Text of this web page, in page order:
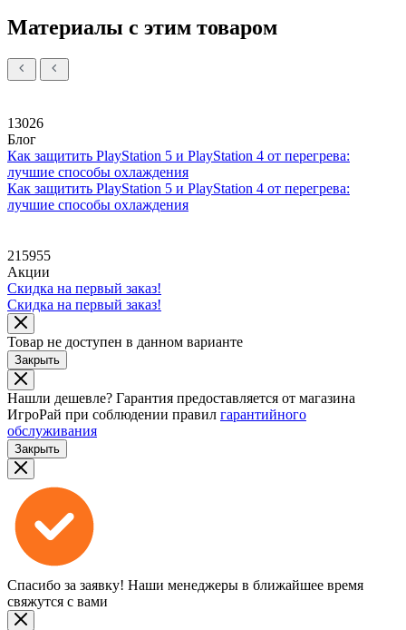
Материалы с этим товаром
13026
Блог
Как защитить PlayStation 5 и PlayStation 4 от перегрева:
лучшие способы охлаждения
Как защитить PlayStation 5 и PlayStation 4 от перегрева:
лучшие способы охлаждения
215955
Акции
Скидка на первый заказ!
Скидка на первый заказ!
Товар не доступен в данном варианте
Закрыть
Нашли дешевле? Гарантия предоставляется от магазина
ИгроРай при соблюдении правил гарантийного
обслуживания
Закрыть
Спасибо за заявку! Наши менеджеры в ближайшее время
свяжутся с вами